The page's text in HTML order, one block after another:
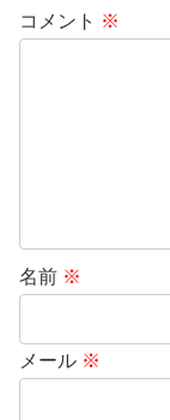
コメント ※
名前 ※
メール ※